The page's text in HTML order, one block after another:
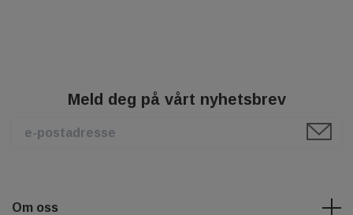
Meld deg på vårt nyhetsbrev
Om oss